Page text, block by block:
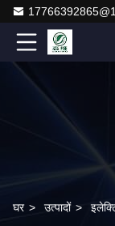
घर > उत्पादों >